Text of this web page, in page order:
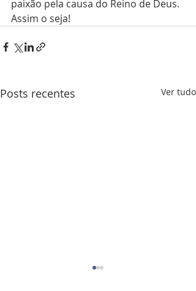
paixão pela causa do Reino de Deus.
Assim o seja!
Posts recentes Ver tudo